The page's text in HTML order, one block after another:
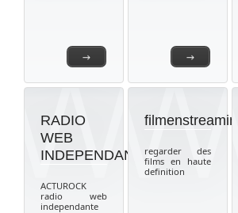
→ →
RADIO
WEB
INDEPENDANTE
ACTUROCK
radio web
independante
filmenstreaming
regarder des
films en haute
definition